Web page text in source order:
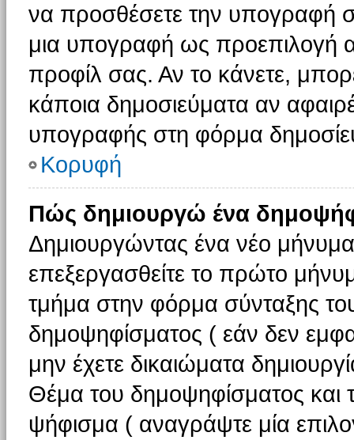
να προσθέσετε την υπογραφή
μια υπογραφή ως προεπιλογή
προφίλ σας. Αν το κάνετε,
κάποια δημοσιεύματα αν
υπογραφής στη φόρμα
Κορυφή
Πώς δημιουργώ ένα
Δημιουργώντας ένα νέο
επεξεργασθείτε το πρώτο
τμήμα στην φόρμα σύνταξης
δημοψηφίσματος ( εάν δεν
μην έχετε δικαιώματα
Θέμα του δημοψηφίσματος και
ψήφισμα ( αναγράψτε μία